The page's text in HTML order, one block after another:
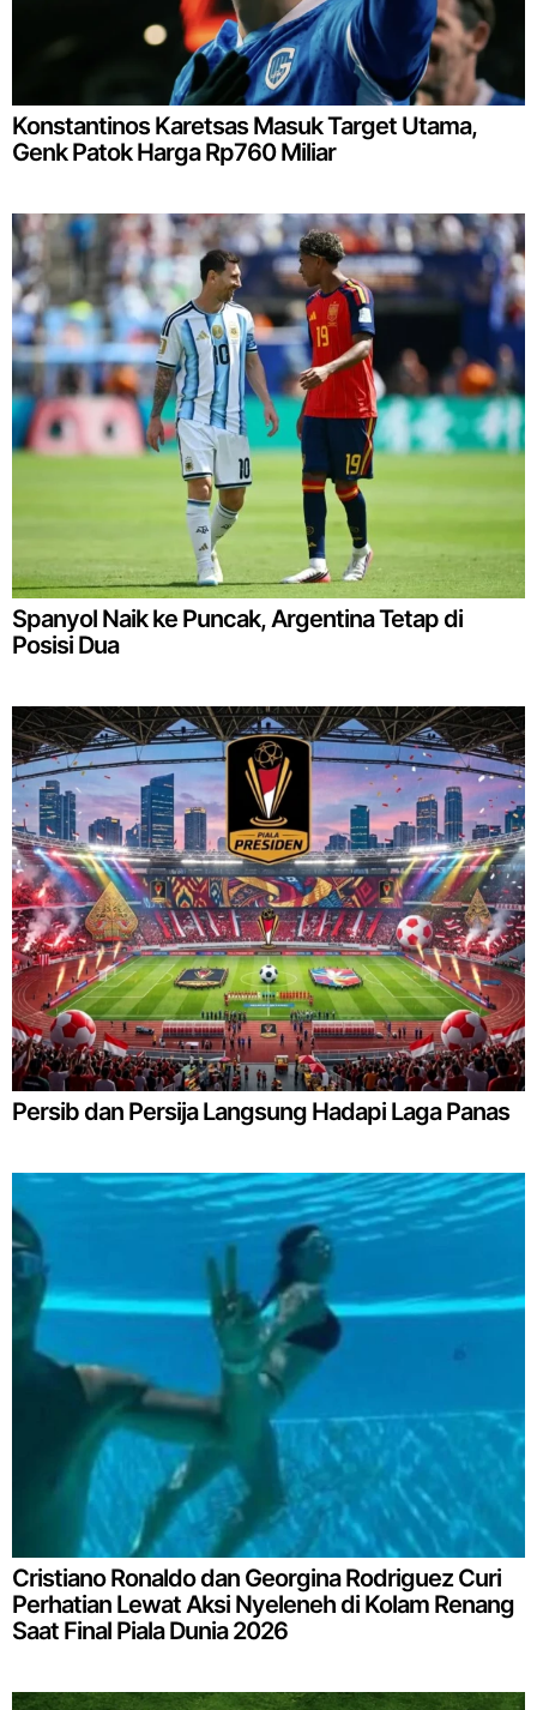
Konstantinos Karetsas Masuk Target Utama,
Genk Patok Harga Rp760 Miliar
Spanyol Naik ke Puncak, Argentina Tetap di
Posisi Dua
Persib dan Persija Langsung Hadapi Laga Panas
Cristiano Ronaldo dan Georgina Rodriguez Curi
Perhatian Lewat Aksi Nyeleneh di Kolam Renang
Saat Final Piala Dunia 2026